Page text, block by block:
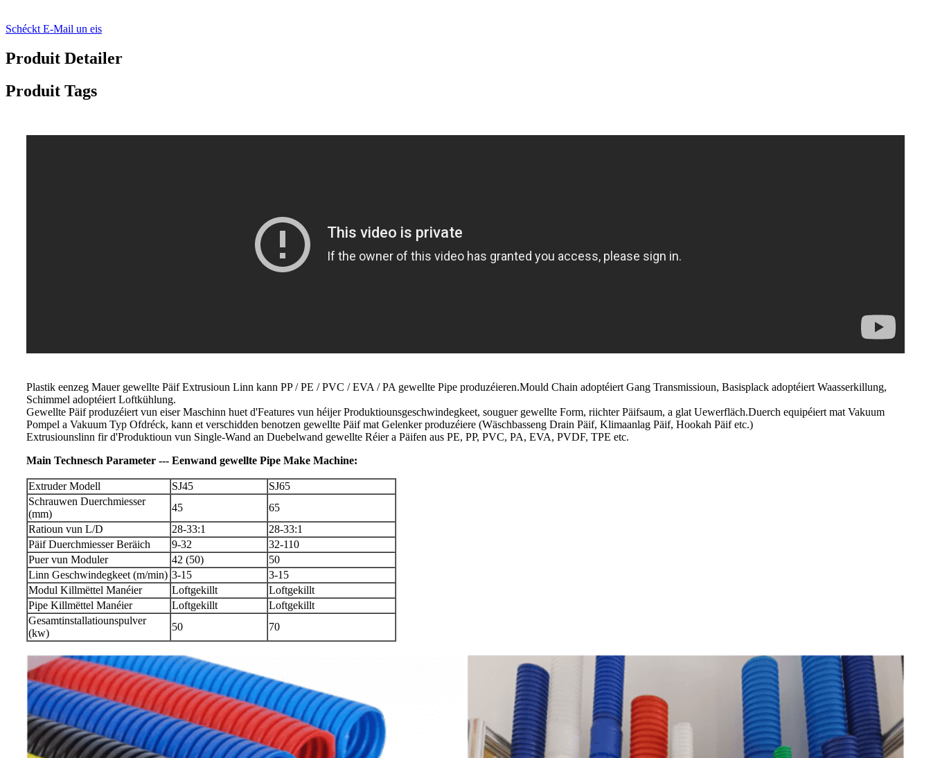
Schéckt E-Mail un eis
Produit Detailer
Produit Tags
Plastik eenzeg Mauer gewellte Päif Extrusioun Linn kann PP / PE / PVC / EVA / PA gewellte Pipe produzéieren.Mould Chain adoptéiert Gang Transmissioun, Basisplack adoptéiert Waasserkillung,
Schimmel adoptéiert Loftkühlung.
Gewellte Päif produzéiert vun eiser Maschinn huet d'Features vun héijer Produktiounsgeschwindegkeet, souguer gewellte Form, riichter Päifsaum, a glat Uewerfläch.Duerch equipéiert mat Vakuum
Pompel a Vakuum Typ Ofdréck, kann et verschidden benotzen gewellte Päif mat Gelenker produzéiere (Wäschbasseng Drain Päif, Klimaanlag Päif, Hookah Päif etc.)
Extrusiounslinn fir d'Produktioun vun Single-Wand an Duebelwand gewellte Réier a Päifen aus PE, PP, PVC, PA, EVA, PVDF, TPE etc.
Main Technesch Parameter --- Eenwand gewellte Pipe Make Machine:
Extruder Modell SJ45
SJ65
Schrauwen Duerchmiesser
(mm)
45
65
Ratioun vun L/D
28-33:1
28-33:1
Päif Duerchmiesser Beräich
9-32
32-110
Puer vun Moduler
42 (50)
50
Linn Geschwindegkeet (m/min) 3-15
3-15
Modul Killmëttel Manéier
Loftgekillt
Loftgekillt
Pipe Killmëttel Manéier
Loftgekillt
Loftgekillt
Gesamtinstallatiounspulver
(kw)
50 70